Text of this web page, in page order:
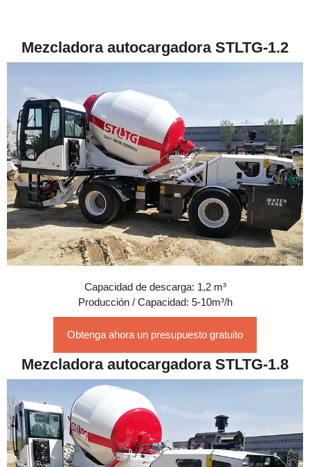
Mezcladora autocargadora STLTG-1.2
Capacidad de descarga: 1,2 m³
Producción / Capacidad: 5-10m³/h
Obtenga ahora un presupuesto gratuito
Mezcladora autocargadora STLTG-1.8